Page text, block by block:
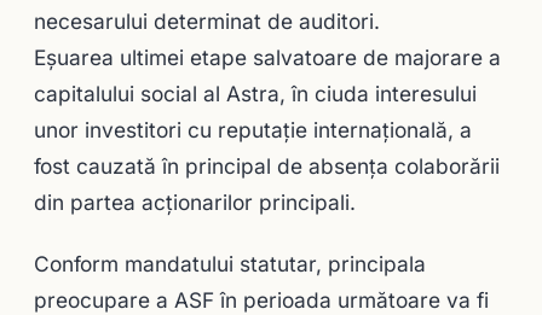
necesarului determinat de auditori.
Eșuarea ultimei etape salvatoare de majorare a
capitalului social al Astra, în ciuda interesului
unor investitori cu reputație internațională, a
fost cauzată în principal de absența colaborării
din partea acționarilor principali.
Conform mandatului statutar, principala
preocupare a ASF în perioada următoare va fi